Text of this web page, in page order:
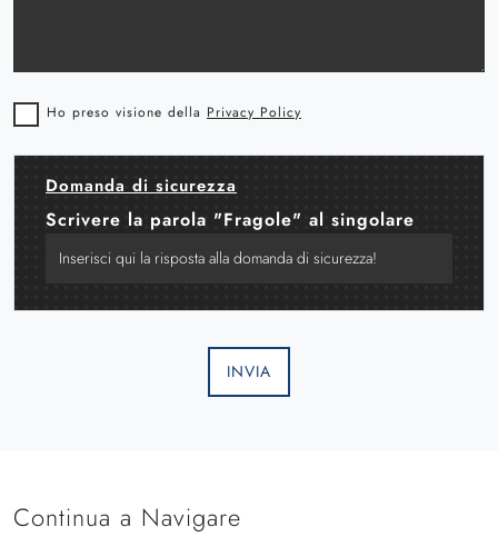
Ho preso visione della Privacy Policy
Domanda di sicurezza
Scrivere la parola "Fragole" al singolare
INVIA
Continua a Navigare